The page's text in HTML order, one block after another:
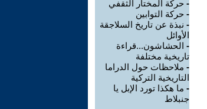
- حركة المختار الثقفي
- حركة التوابين
- نبذة عن تاريخ السلاجقة
الأوائل
- الحشاشون...قراءة
تاريخية مختلفة
- ملاحظات حول الدراما
التاريخية التركية
- ما هكذا تورد الإبل يا
جنبلاط